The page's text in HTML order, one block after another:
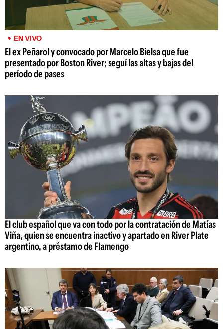
EN VIVO
El ex Peñarol y convocado por Marcelo Bielsa que fue
presentado por Boston River; seguí las altas y bajas del
período de pases
El club español que va con todo por la contratación de Matías
Viña, quien se encuentra inactivo y apartado en River Plate
argentino, a préstamo de Flamengo